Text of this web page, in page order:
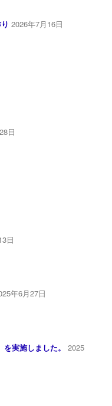
2026年7月16日
日
日
年6月27日
実施しました。
2025